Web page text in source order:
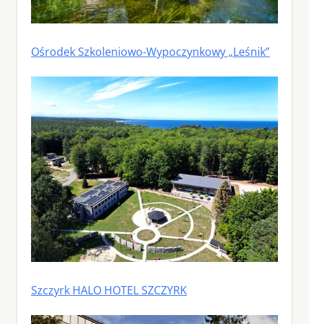
Ośrodek Szkoleniowo-Wypoczynkowy „Leśnik”
Szczyrk HALO HOTEL SZCZYRK